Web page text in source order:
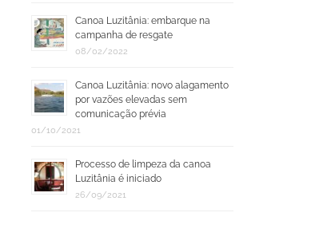
Canoa Luzitânia: embarque na
campanha de resgate
08/02/2022
Canoa Luzitânia: novo alagamento
por vazões elevadas sem
comunicação prévia
01/10/2021
Processo de limpeza da canoa
Luzitânia é iniciado
26/09/2021